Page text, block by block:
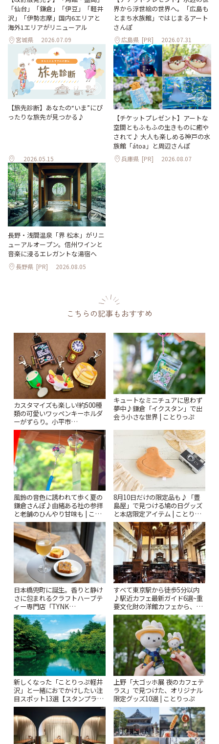
「仙台」「鎌倉」「伊豆」「軽井
沢」「伊勢志摩」国内6エリアと
海外1エリアがリニューアル
宮城県 2026.07.09
界から浮世絵の世界へ。「広島も
とまち水族館」ではじまるアート
さんぽ
広島県 [PR] 2026.07.31
【旅先診断】あなたの“いま”にぴ
ったりな旅先が見つかる♪
2026.05.15
【チケットプレゼント】アートな
空間ともふもふの生きものに癒や
されて♪ 大人も楽しめる神戸の水
族館「átoa」と周辺さんぽ
兵庫県 [PR] 2026.08.07
長野・浅間温泉「界 松本」がリニ
ューアルオープン。信州ワインと
音楽に浸るエレガントな湯宿へ
長野県 [PR] 2026.08.05
こちらの記事もおすすめ
カスタマイズも楽しい!約500種
類の可愛いワッペンキーホルダ
ーがずらり。小平市
「Kimamaya T&K」 | ことりっ
ぷ
キュートなミニチュアに思わず
夢中♪鎌倉「イクスタン」で出
会う小さな世界 | ことりっぷ
風鈴の音色に誘われて歩く夏の
鎌倉さんぽ♪由緒ある社の参拝
と老舗のひんやり甘味も | こと
りっぷ
8月10日だけの限定品も♪「豊
島屋」で見つける鳩の日グッズ
と本店限定アイテム | ことりっ
ぷ
日本橋兜町に誕生。香りと静け
さに包まれるクラフトハーブテ
ィー専門店「TYNK
Kabutocho」 | ことりっぷ
すべて東京駅から徒歩5分以内
♪駅近カフェ最新ガイド6選~重
要文化財の洋館カフェから、改
札すぐのレトロ喫茶まで~ | こと
りっぷ
新しくなった「ことりっぷ軽井
沢」と一緒におでかけしたい注
目スポット13選【スタンプラリ
ー開催中】 | ことりっぷ
上野「大ゴッホ展 夜のカフェテ
ラス」で見つけた、オリジナル
限定グッズ10選 | ことりっぷ